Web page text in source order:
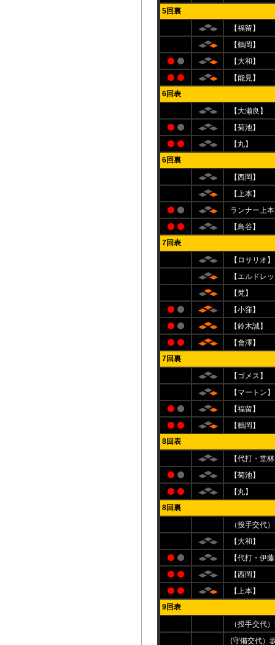
5回裏
【福留】
【鶴岡】
【大和】
【能見】
6回表
【大瀬良】
【菊池】
【丸】
6回裏
【西岡】
【上本】
ランナー上
【鳥谷】
7回表
【ロサリオ】
【エルドレ
【梵】
【小窪】
【鈴木誠】
【會澤】
7回裏
【ゴメス】
【マートン】
【福留】
【鶴岡】
8回表
【代打・堂
【菊池】
【丸】
8回裏
（投手交
【大和】
【代打・伊
【西岡】
【上本】
9回表
（投手交
(守備交代）